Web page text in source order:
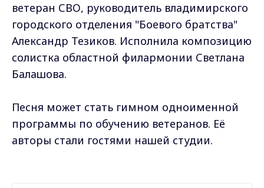
ветеран СВО, руководитель владимирского
городского отделения "Боевого братства"
Александр Тезиков. Исполнила композицию
солистка областной филармонии Светлана
Балашова.
Песня может стать гимном одноименной
программы по обучению ветеранов. Её
авторы стали гостями нашей студии.